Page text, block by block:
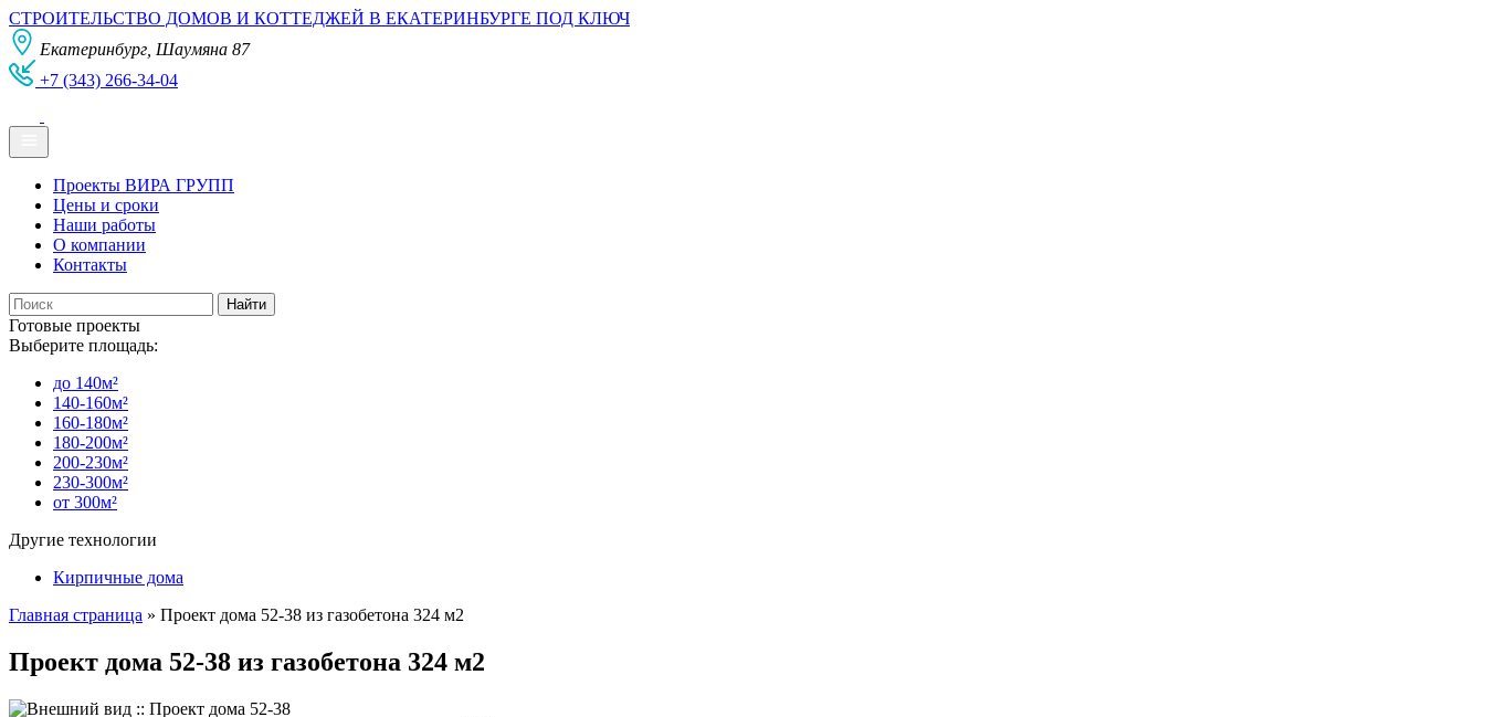
СТРОИТЕЛЬСТВО ДОМОВ И КОТТЕДЖЕЙ В ЕКАТЕРИНБУРГЕ ПОД КЛЮЧ
Екатеринбург, Шаумяна 87
+7 (343) 266-34-04
Проекты ВИРА ГРУПП
Цены и сроки
Наши работы
О компании
Контакты
Готовые проекты
Выберите площадь:
до 140м²
140-160м²
160-180м²
180-200м²
200-230м²
230-300м²
от 300м²
Другие технологии
Кирпичные дома
Главная страница » Проект дома 52-38 из газобетона 324 м2
Проект дома 52-38 из газобетона 324 м2